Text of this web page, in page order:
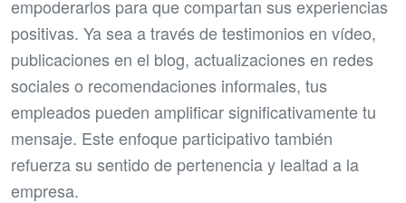
empoderarlos para que compartan sus experiencias
positivas. Ya sea a través de testimonios en vídeo,
publicaciones en el blog, actualizaciones en redes
sociales o recomendaciones informales, tus
empleados pueden amplificar significativamente tu
mensaje. Este enfoque participativo también
refuerza su sentido de pertenencia y lealtad a la
empresa.